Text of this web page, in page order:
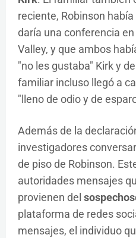
reciente, Robinson
daría una conferencia
Valley, y que ambos
"no les gustaba" Kirk y
familiar incluso llegó a
"lleno de odio y de
Además de la
investigadores
de piso de Robinson.
autoridades mensajes
provienen del
plataforma de redes
mensajes, el individuo